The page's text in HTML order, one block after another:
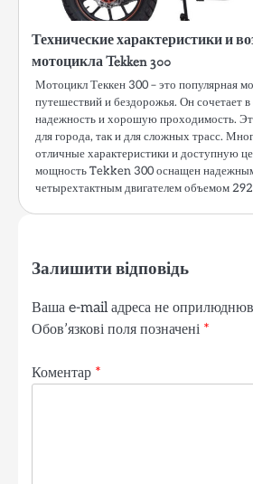
Технические характеристики и
мотоцикла Tekken 300
Мотоцикл Теккен 300 – это популярная
путешествий и бездорожья. Он сочетает
надежность и хорошую проходимость.
для города, так и для сложных трасс.
отличные характеристики и доступную
мощность Tekken 300 оснащен
четырехтактным двигателем объемом
Залишити відповідь
Ваша e-mail адреса не
Обов’язкові поля позначені *
Коментар *